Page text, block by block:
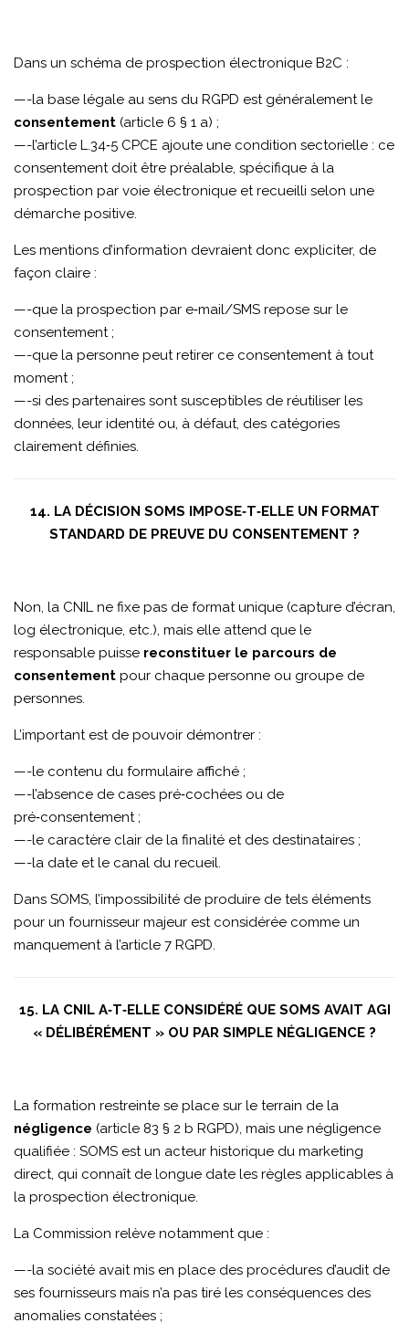
Dans un schéma de prospection électronique B2C :
—-la base légale au sens du RGPD est généralement le
consentement (article 6 § 1 a) ;
—-l’article L.34‑5 CPCE ajoute une condition sectorielle : ce
consentement doit être préalable, spécifique à la
prospection par voie électronique et recueilli selon une
démarche positive.
Les mentions d’information devraient donc expliciter, de
façon claire :
—-que la prospection par e‑mail/SMS repose sur le
consentement ;
—-que la personne peut retirer ce consentement à tout
moment ;
—-si des partenaires sont susceptibles de réutiliser les
données, leur identité ou, à défaut, des catégories
clairement définies.
14. LA DÉCISION SOMS IMPOSE‑T‑ELLE UN FORMAT
STANDARD DE PREUVE DU CONSENTEMENT ?
Non, la CNIL ne fixe pas de format unique (capture d’écran,
log électronique, etc.), mais elle attend que le
responsable puisse reconstituer le parcours de
consentement pour chaque personne ou groupe de
personnes.
L’important est de pouvoir démontrer :
—-le contenu du formulaire affiché ;
—-l’absence de cases pré‑cochées ou de
pré‑consentement ;
—-le caractère clair de la finalité et des destinataires ;
—-la date et le canal du recueil.
Dans SOMS, l’impossibilité de produire de tels éléments
pour un fournisseur majeur est considérée comme un
manquement à l’article 7 RGPD.
15. LA CNIL A‑T‑ELLE CONSIDÉRÉ QUE SOMS AVAIT AGI
« DÉLIBÉRÉMENT » OU PAR SIMPLE NÉGLIGENCE ?
La formation restreinte se place sur le terrain de la
négligence (article 83 § 2 b RGPD), mais une négligence
qualifiée : SOMS est un acteur historique du marketing
direct, qui connaît de longue date les règles applicables à
la prospection électronique.
La Commission relève notamment que :
—-la société avait mis en place des procédures d’audit de
ses fournisseurs mais n’a pas tiré les conséquences des
anomalies constatées ;